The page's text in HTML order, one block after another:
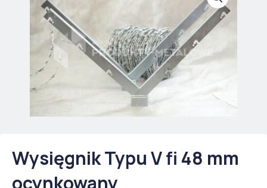
Wysięgnik Typu V fi 48 mm
ocynkowany